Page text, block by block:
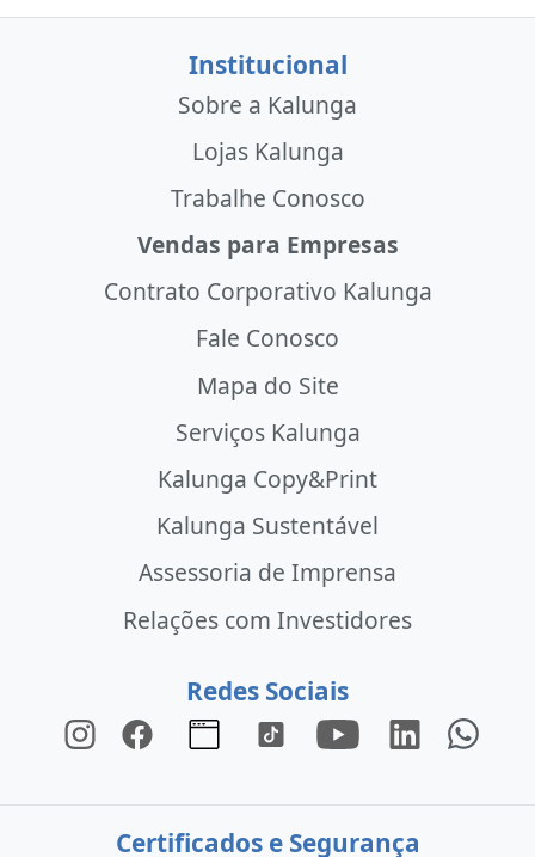
Institucional
Sobre a Kalunga
Lojas Kalunga
Trabalhe Conosco
Vendas para Empresas
Contrato Corporativo Kalunga
Fale Conosco
Mapa do Site
Serviços Kalunga
Kalunga Copy&Print
Kalunga Sustentável
Assessoria de Imprensa
Relações com Investidores
Redes Sociais
Certificados e Segurança